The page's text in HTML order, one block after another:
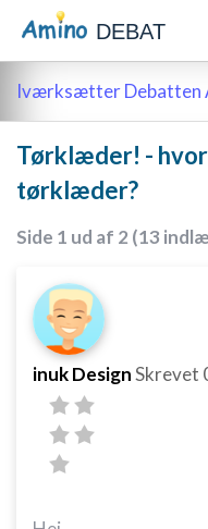
DEBAT
Iværksætter Debatten
Tørklæder! -
tørklæder?
Side 1 ud af 2 (13
inuk DesignSkrevet